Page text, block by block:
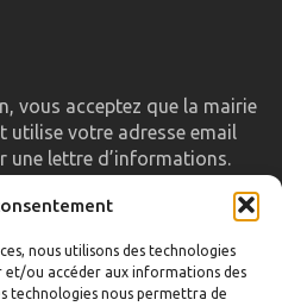
nous utilisons des technologies
et/ou accéder aux informations des
technologies nous permettra de
vous acceptez que la mairie
utilise votre adresse email
une lettre d’informations.